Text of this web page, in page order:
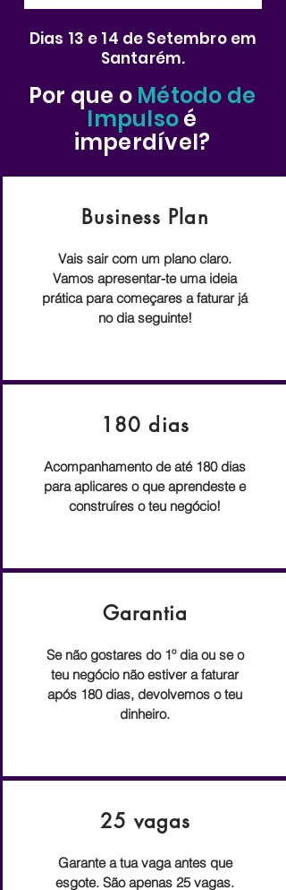
Dias 13 e 14 de Setembro em
Santarém.
Por que o Método de
Impulsoé
imperdível?
Business Plan
Vais sair com um plano claro.
Vamos apresentar-te uma ideia
prática para começares a faturar já
no dia seguinte!
180 dias
Acompanhamento de até 180 dias
para aplicares o que aprendeste e
construíres o teu negócio!
Garantia
Se não gostares do 1º dia ou se o
teu negócio não estiver a faturar
após 180 dias, devolvemos o teu
dinheiro.
25 vagas
Garante a tua vaga antes que
esgote. São apenas 25 vagas.